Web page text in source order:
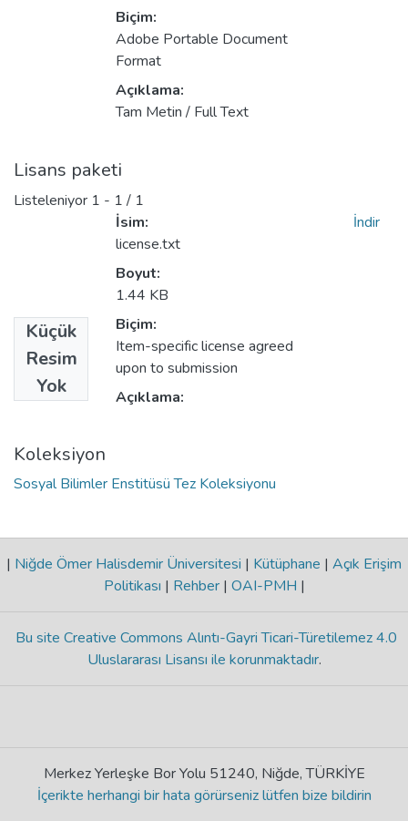
Biçim:
Adobe Portable Document
Format
Açıklama:
Tam Metin / Full Text
Lisans paketi
Listeleniyor 1 - 1 / 1
Küçük
Resim
Yok
İsim:
license.txt
Boyut:
1.44 KB
Biçim:
Item-specific license agreed
upon to submission
Açıklama:
İndir
Koleksiyon
Sosyal Bilimler Enstitüsü Tez Koleksiyonu
| Niğde Ömer Halisdemir Üniversitesi | Kütüphane | Açık Erişim
Politikası | Rehber | OAI-PMH |
Bu site Creative Commons Alıntı-Gayri Ticari-Türetilemez 4.0
Uluslararası Lisansı ile korunmaktadır.
Merkez Yerleşke Bor Yolu 51240, Niğde, TÜRKİYE
İçerikte herhangi bir hata görürseniz lütfen bize bildirin